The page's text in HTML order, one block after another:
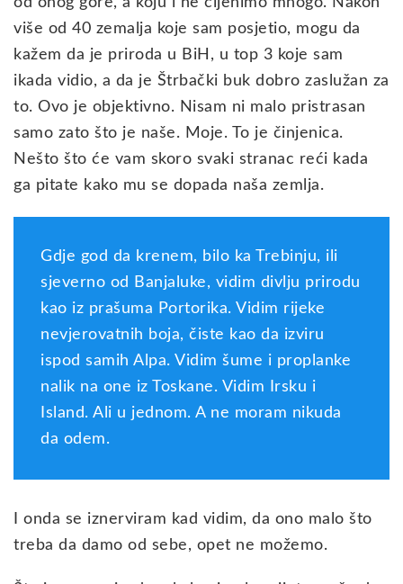
više od 40 zemalja koje sam posjetio, mogu da
kažem da je priroda u BiH, u top 3 koje sam
ikada vidio, a da je Štrbački buk dobro zaslužan za
to. Ovo je objektivno. Nisam ni malo pristrasan
samo zato što je naše. Moje. To je činjenica.
Nešto što će vam skoro svaki stranac reći kada
ga pitate kako mu se dopada naša zemlja.
Gdje god da krenem, bilo ka Trebinju, ili
sjeverno od Banjaluke, vidim divlju prirodu
kao iz prašuma Portorika. Vidim rijeke
nevjerovatnih boja, čiste kao da izviru
ispod samih Alpa. Vidim šume i proplanke
nalik na one iz Toskane. Vidim Irsku i
Island. Ali u jednom. A ne moram nikuda
da odem.
I onda se iznerviram kad vidim, da ono malo što
treba da damo od sebe, opet ne možemo.